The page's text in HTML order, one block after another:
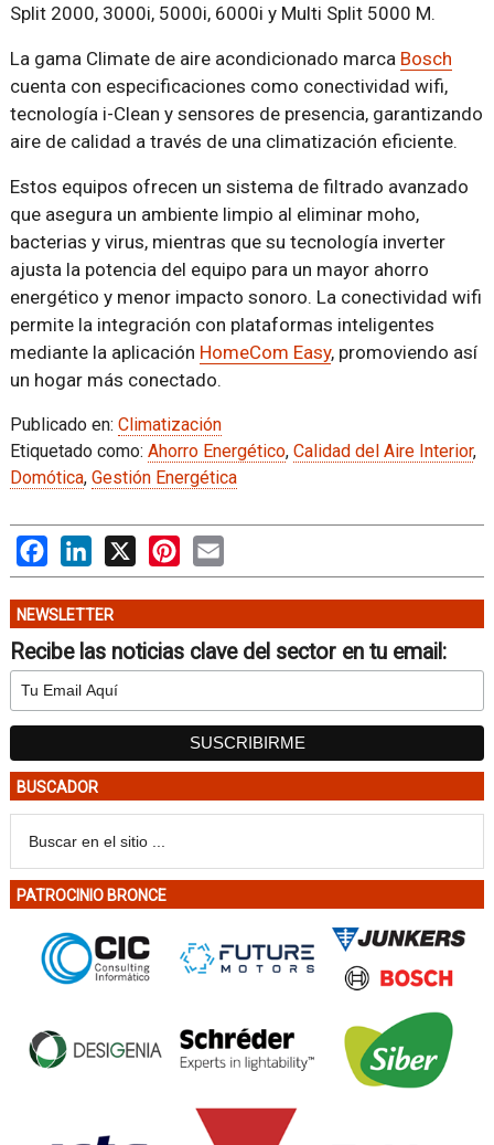
Split 2000, 3000i, 5000i, 6000i y Multi Split 5000 M.
La gama Climate de aire acondicionado marca Bosch
cuenta con especificaciones como conectividad wifi,
tecnología i-Clean y sensores de presencia, garantizando
aire de calidad a través de una climatización eficiente.
Estos equipos ofrecen un sistema de filtrado avanzado
que asegura un ambiente limpio al eliminar moho,
bacterias y virus, mientras que su tecnología inverter
ajusta la potencia del equipo para un mayor ahorro
energético y menor impacto sonoro. La conectividad wifi
permite la integración con plataformas inteligentes
mediante la aplicación HomeCom Easy, promoviendo así
un hogar más conectado.
Publicado en: Climatización
Etiquetado como: Ahorro Energético, Calidad del Aire Interior,
Domótica, Gestión Energética
FacebookLinkedIn
X PinterestEmail
NEWSLETTER
Recibe las noticias clave del sector en tu email:
BUSCADOR
PATROCINIO BRONCE